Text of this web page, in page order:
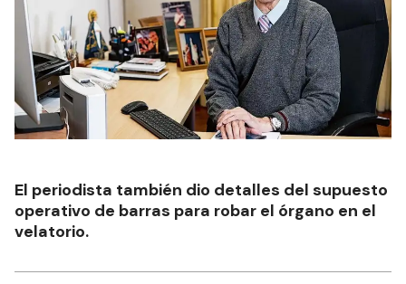
El periodista también dio detalles del supuesto
operativo de barras para robar el órgano en el
velatorio.